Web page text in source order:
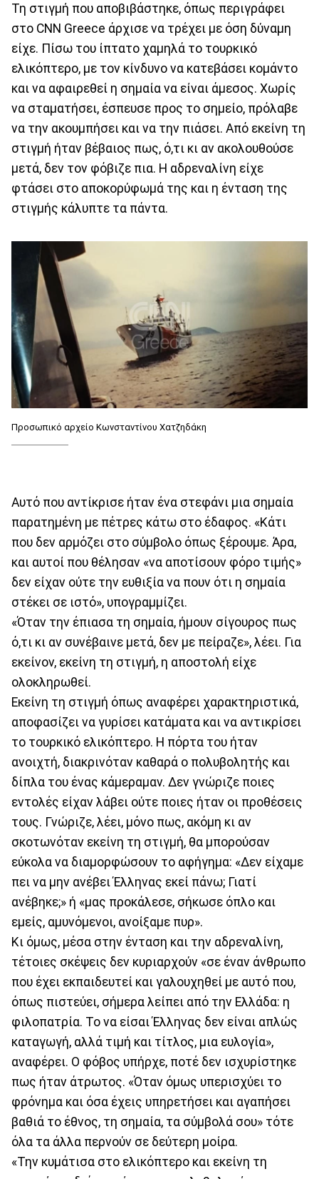
Τη στιγμή που αποβιβάστηκε, όπως περιγράφει
στο CNN Greece άρχισε να τρέχει με όση δύναμη
είχε. Πίσω του ίπτατο χαμηλά το τουρκικό
ελικόπτερο, με τον κίνδυνο να κατεβάσει κομάντο
και να αφαιρεθεί η σημαία να είναι άμεσος. Χωρίς
να σταματήσει, έσπευσε προς το σημείο, πρόλαβε
να την ακουμπήσει και να την πιάσει. Από εκείνη τη
στιγμή ήταν βέβαιος πως, ό,τι κι αν ακολουθούσε
μετά, δεν τον φόβιζε πια. Η αδρεναλίνη είχε
φτάσει στο αποκορύφωμά της και η ένταση της
στιγμής κάλυπτε τα πάντα.
Προσωπικό αρχείο Κωνσταντίνου Χατζηδάκη
Αυτό που αντίκρισε ήταν ένα στεφάνι μια σημαία
παρατημένη με πέτρες κάτω στο έδαφος. «Κάτι
που δεν αρμόζει στο σύμβολο όπως ξέρουμε. Άρα,
και αυτοί που θέλησαν «να αποτίσουν φόρο τιμής»
δεν είχαν ούτε την ευθιξία να πουν ότι η σημαία
στέκει σε ιστό», υπογραμμίζει.
«Όταν την έπιασα τη σημαία, ήμουν σίγουρος πως
ό,τι κι αν συνέβαινε μετά, δεν με πείραζε», λέει. Για
εκείνον, εκείνη τη στιγμή, η αποστολή είχε
ολοκληρωθεί.
Εκείνη τη στιγμή όπως αναφέρει χαρακτηριστικά,
αποφασίζει να γυρίσει κατάματα και να αντικρίσει
το τουρκικό ελικόπτερο. Η πόρτα του ήταν
ανοιχτή, διακρινόταν καθαρά ο πολυβολητής και
δίπλα του ένας κάμεραμαν. Δεν γνώριζε ποιες
εντολές είχαν λάβει ούτε ποιες ήταν οι προθέσεις
τους. Γνώριζε, λέει, μόνο πως, ακόμη κι αν
σκοτωνόταν εκείνη τη στιγμή, θα μπορούσαν
εύκολα να διαμορφώσουν το αφήγημα: «Δεν είχαμε
πει να μην ανέβει Έλληνας εκεί πάνω; Γιατί
ανέβηκε;» ή «μας προκάλεσε, σήκωσε όπλο και
εμείς, αμυνόμενοι, ανοίξαμε πυρ».
Κι όμως, μέσα στην ένταση και την αδρεναλίνη,
τέτοιες σκέψεις δεν κυριαρχούν «σε έναν άνθρωπο
που έχει εκπαιδευτεί και γαλουχηθεί με αυτό που,
όπως πιστεύει, σήμερα λείπει από την Ελλάδα: η
φιλοπατρία. Το να είσαι Έλληνας δεν είναι απλώς
καταγωγή, αλλά τιμή και τίτλος, μια ευλογία»,
αναφέρει. Ο φόβος υπήρχε, ποτέ δεν ισχυρίστηκε
πως ήταν άτρωτος. «Όταν όμως υπερισχύει το
φρόνημα και όσα έχεις υπηρετήσει και αγαπήσει
βαθιά το έθνος, τη σημαία, τα σύμβολά σου» τότε
όλα τα άλλα περνούν σε δεύτερη μοίρα.
«Την κυμάτισα στο ελικόπτερο και εκείνη τη